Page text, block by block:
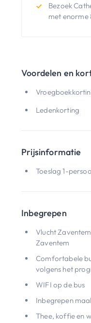
Bezoek
met enorme
Voordelen en
Ledenkorting
Prijsinformatie
Toeslag 1-
Inbegrepen
Vlucht
Zaventem
Comfortabele
volgens het
WIFI op de bus
Inbegrepen
Thee, koffie en